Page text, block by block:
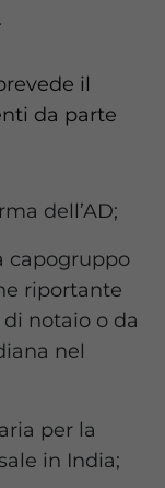
il
da parte
dell’AD;
capogruppo
riportante
notaio o da
nel
per la
in India;